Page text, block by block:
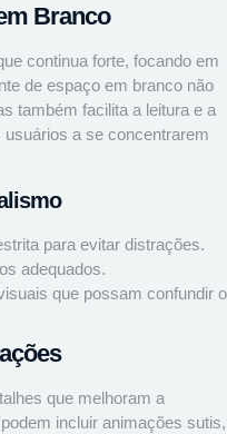
Branco
continua forte, focando em
de espaço em branco não
também facilita a leitura e a
a se concentrarem
para evitar distrações.
adequados.
que possam confundir o
que melhoram a
incluir animações sutis,